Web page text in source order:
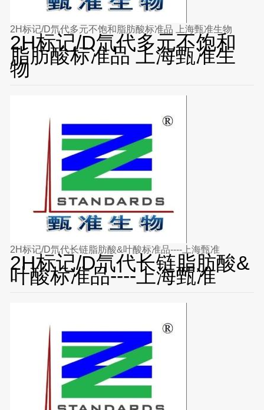
2H标记/D氘代多元不饱和脂肪酸标准品 上海甄准生物
2H标记/D氘代多元不饱和
脂肪酸标准品 上海甄准生
物
2H标记/D氘代长链脂肪酸&叶酸标准品----上海甄准
2H标记/D氘代长链脂肪酸&
叶酸标准品----上海甄准